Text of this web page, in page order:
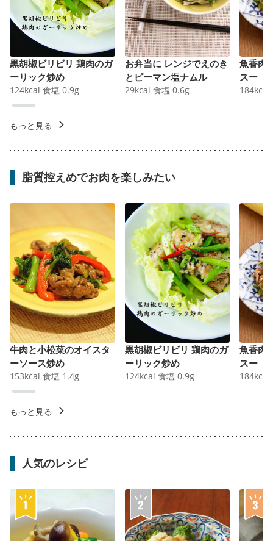
黒胡椒ビリビリ 鶏肉のガ
ーリック炒め
124kcal 食塩 0.9g
お弁当に レンジでえのき
とピーマン塩ナムル
29kcal 食塩 0.6g
魚香肉
スー
184kcal
もっと見る
脂質控えめでお肉を楽しみたい
牛肉と小松菜のオイスタ
ーソース炒め
153kcal 食塩 1.4g
黒胡椒ビリビリ 鶏肉のガ
ーリック炒め
124kcal 食塩 0.9g
魚香肉
スー
184kcal
もっと見る
人気のレシピ